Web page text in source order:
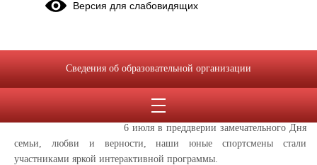
Ромашковое
настроение в нашем
лагере!
6 июля в преддверии замечательного Дня
семьи, любви и верности, наши юные спортсмены стали
участниками яркой интерактивной программы.
Версия для слабовидящих
Сведения об образовательной организации